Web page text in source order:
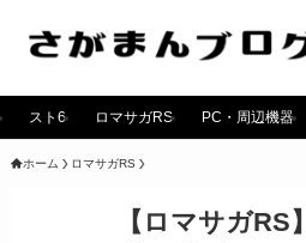
スト6 ロマサガRS PC・周辺機器
ホーム ロマサガRS
【ロマサガRS